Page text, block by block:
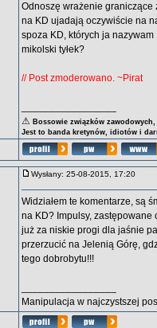
Odnoszę wrażenie graniczące
na KD ujadają oczywiście na
spoza KD, których ja
mikolski tyłek?
// Post zmoderowano. ~Pirat
⚠ Bossowie związków
Jest to banda kretynów, idiotów i
Wysłany: 25-08-2015, 17:20
Widziałem te komentarze, są
na KD? Impulsy, zastępowane
już za niskie progi dla jaśnie
przerzucić na Jelenią Górę,
tego dobrobytu!!!
Manipulacja w najczystszej